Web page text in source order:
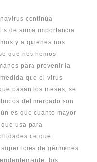
continúa
de suma importancia
y a quienes nos
que nos hemos
para prevenir la
que el virus
pasan los meses, se
del mercado son
es que cuanto mayor
que usa para
de que
de gérmenes
los